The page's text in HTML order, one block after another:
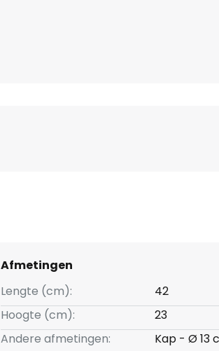
Afmetingen
Lengte (cm):
42
Hoogte (cm):
23
Andere afmetingen:
Kap - Ø 13